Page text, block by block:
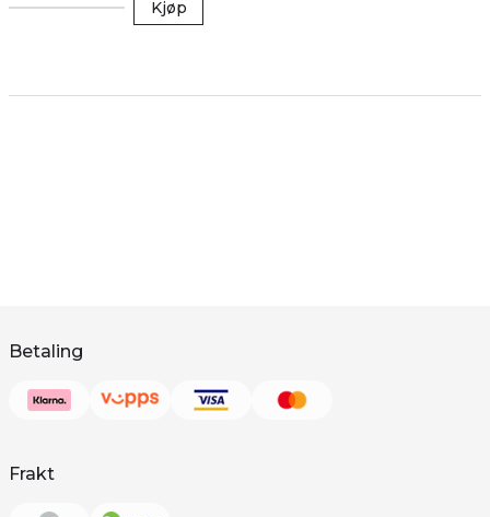
Kjøp
Betaling
Frakt